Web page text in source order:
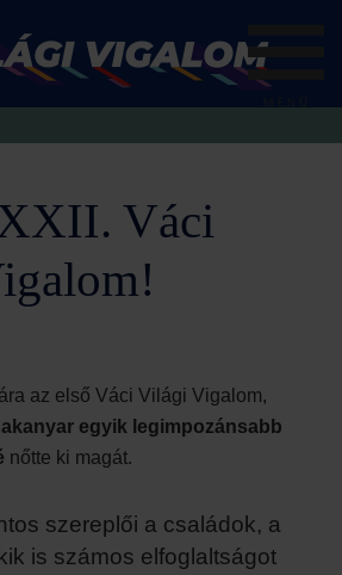
Váci
az első Váci Világi Vigalom,
egyik legimpozánsabb
nőtte ki magát.
szereplői a családok, a
is számos elfoglaltságot